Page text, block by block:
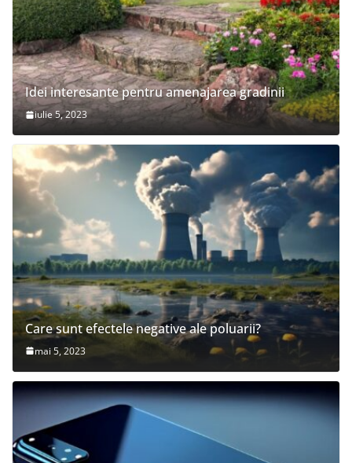
Idei interesante pentru amenajarea gradinii
iulie 5, 2023
Care sunt efectele negative ale poluarii?
mai 5, 2023